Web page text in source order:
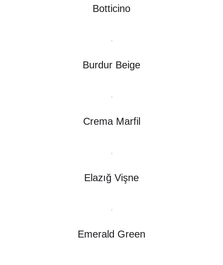
Botticino
Burdur Beige
Crema Marfil
Elazığ Vişne
Emerald Green